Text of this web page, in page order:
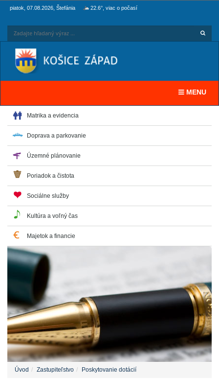
piatok, 07.08.2026, Štefánia 22.6°, viac o počasí
Toggle
MENU
Matrika a evidencia
Doprava a parkovanie
Územné plánovanie
Poriadok a čistota
Sociálne služby
Kultúra a voľný čas
Majetok a financie
Úvod Zastupiteľstvo Poskytovanie dotácií